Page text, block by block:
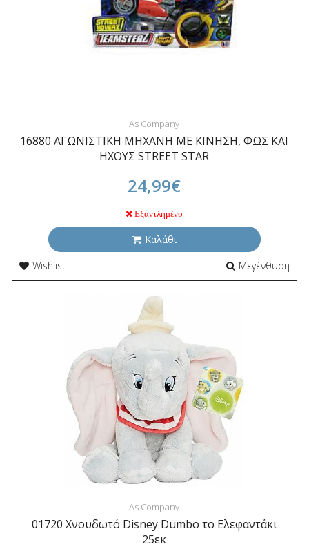
As Company
16880 ΑΓΩΝΙΣΤΙΚΗ ΜΗΧΑΝΗ ΜΕ ΚΙΝΗΣΗ, ΦΩΣ ΚΑΙ
ΗΧΟΥΣ STREET STAR
24,99€
Εξαντλημένο
Καλάθι
Wishlist
Μεγένθυση
As Company
01720 Χνουδωτό Disney Dumbo το Ελεφαντάκι
25εκ